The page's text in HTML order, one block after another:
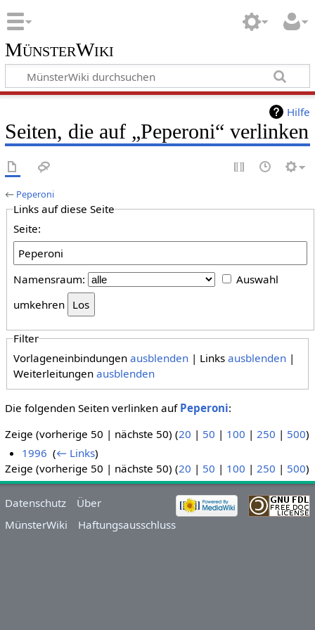
MünsterWiki
Hilfe
Seiten, die auf „Peperoni“ verlinken
← Peperoni
Links auf diese Seite
Seite:
Namensraum:
Auswahl
umkehren
Filter
Vorlageneinbindungenausblenden | Linksausblenden |
Weiterleitungenausblenden
Die folgenden Seiten verlinken auf Peperoni:
Zeige (vorherige 50 | nächste 50) (20 | 50 | 100 | 250 | 500)
1996 ‎(← Links)
Zeige (vorherige 50 | nächste 50) (20 | 50 | 100 | 250 | 500)
Datenschutz
Über
MünsterWiki
Haftungsausschluss